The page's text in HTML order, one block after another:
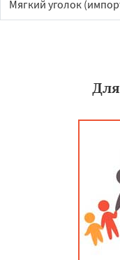
Мягкий уголок